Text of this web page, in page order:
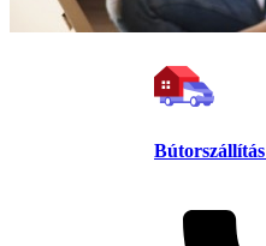
Bútorszállítás